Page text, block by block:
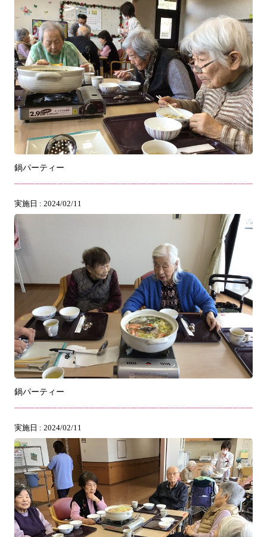
鍋パーティー
実施日 : 2024/02/11
鍋パーティー
実施日 : 2024/02/11